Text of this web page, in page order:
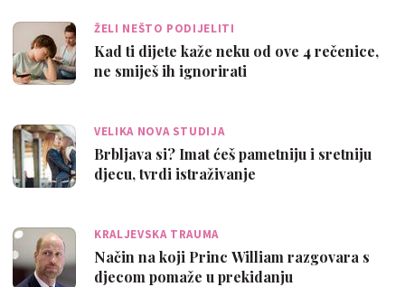
ŽELI NEŠTO PODIJELITI
Kad ti dijete kaže neku od ove 4 rečenice,
ne smiješ ih ignorirati
VELIKA NOVA STUDIJA
Brbljava si? Imat ćeš pametniju i sretniju
djecu, tvrdi istraživanje
KRALJEVSKA TRAUMA
Način na koji Princ William razgovara s
djecom pomaže u prekidanju